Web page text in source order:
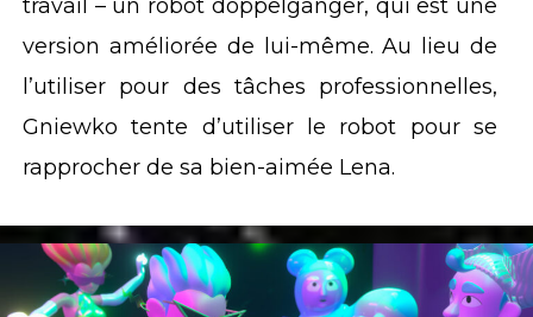
travail – un robot doppelgänger, qui est une
version améliorée de lui-même. Au lieu de
l’utiliser pour des tâches professionnelles,
Gniewko tente d’utiliser le robot pour se
rapprocher de sa bien-aimée Lena.